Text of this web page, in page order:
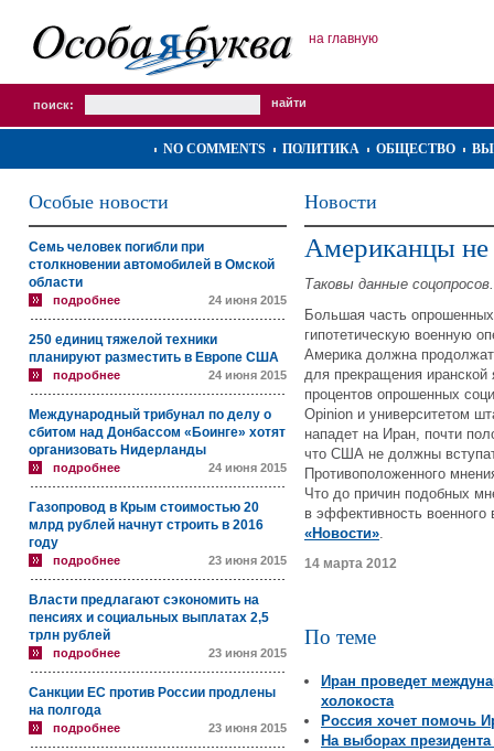
на главную
поиск:
NO COMMENTS ПОЛИТИКА ОБЩЕСТВО
Особые новости
Семь человек погибли при
столкновении автомобилей в Омской
области
подробнее 24 июня 2015
250 единиц тяжелой техники
планируют разместить в Европе США
подробнее 24 июня 2015
Международный трибунал по делу о
сбитом над Донбассом «Боинге» хотят
организовать Нидерланды
подробнее 24 июня 2015
Газопровод в Крым стоимостью 20
млрд рублей начнут строить в 2016
году
подробнее 23 июня 2015
Власти предлагают сэкономить на
пенсиях и социальных выплатах 2,5
трлн рублей
подробнее 23 июня 2015
Санкции ЕС против России продлены
на полгода
подробнее 23 июня 2015
Новости
Американцы не
Таковы данные соцопросов.
Большая часть
гипотетическую военную
Америка должна
для прекращения
процентов опрошенных
Opinion и университетом
нападет на Иран, почти
что США не должны
Противоположенного
Что до причин подобных
в эффективность
«Новости».
14 марта 2012
По теме
Иран проведет
холокоста
Россия хочет помочь
На выборах